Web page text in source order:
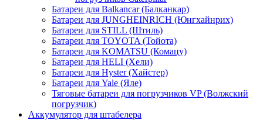
Батареи для Balkancar (Балканкар)
Батареи для JUNGHEINRICH (Юнгхайнрих)
Батареи для STILL (Штиль)
Батареи для TOYOTA (Тойота)
Батареи для KOMATSU (Комацу)
Батареи для HELI (Хели)
Батареи для Hyster (Хайстер)
Батареи для Yale (Яле)
Тяговые батареи для погрузчиков VP (Волжский
погрузчик)
Аккумулятор для штабелера